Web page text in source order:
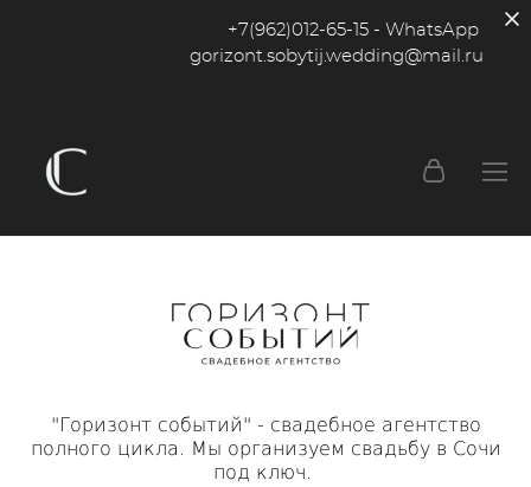
+7(962)012-65-15 - WhatsApp
gorizont.sobytij.wedding@mail.ru
"Горизонт событий" - свадебное агентство
полного цикла. Мы организуем свадьбу в Сочи
под ключ.